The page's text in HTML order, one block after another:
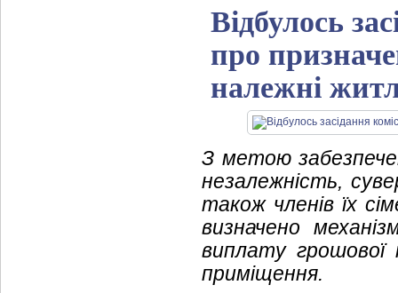
Відбулось
про
належні
З метою
незалежність,
також членів їх
визначено
виплату грошової
приміщення.